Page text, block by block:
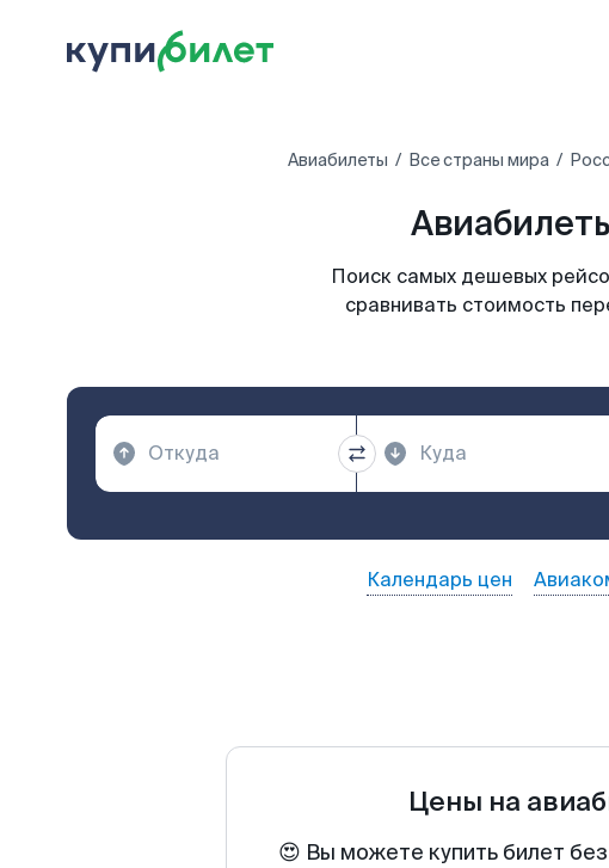
Авиабилеты Все страны мира
Поиск самых дешевых
сравнивать стоимость
Календарь цен
Цены на
😍 Вы можете купить билет